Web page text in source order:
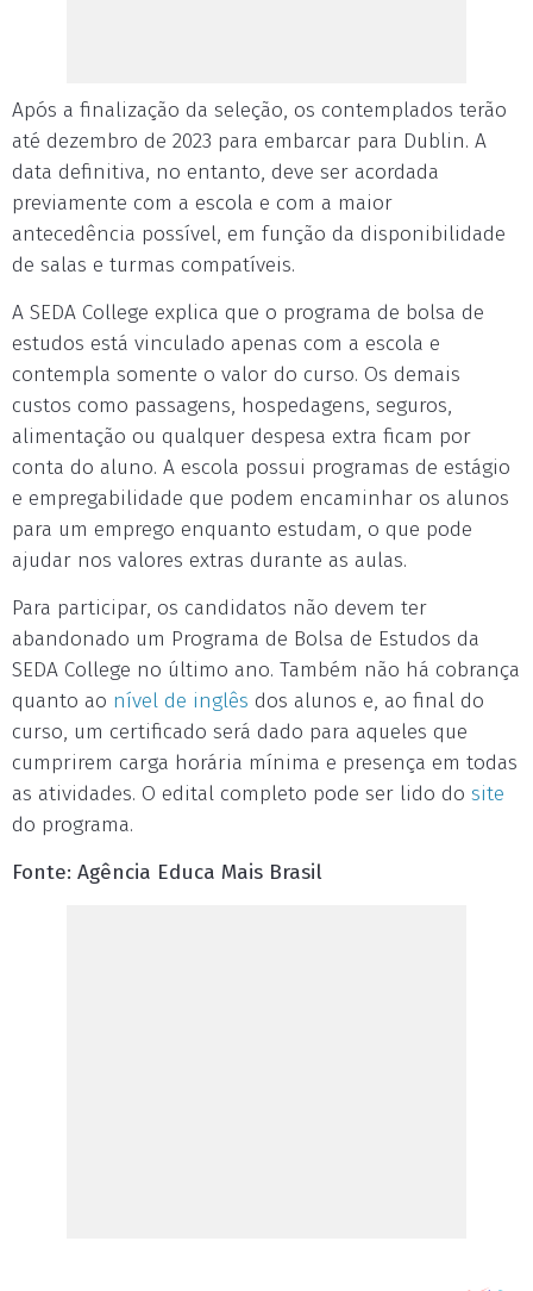
Após a finalização da seleção, os contemplados terão
até dezembro de 2023 para embarcar para Dublin. A
data definitiva, no entanto, deve ser acordada
previamente com a escola e com a maior
antecedência possível, em função da disponibilidade
de salas e turmas compatíveis.
A SEDA College explica que o programa de bolsa de
estudos está vinculado apenas com a escola e
contempla somente o valor do curso. Os demais
custos como passagens, hospedagens, seguros,
alimentação ou qualquer despesa extra ficam por
conta do aluno. A escola possui programas de estágio
e empregabilidade que podem encaminhar os alunos
para um emprego enquanto estudam, o que pode
ajudar nos valores extras durante as aulas.
Para participar, os candidatos não devem ter
abandonado um Programa de Bolsa de Estudos da
SEDA College no último ano. Também não há cobrança
quanto ao nível de inglês dos alunos e, ao final do
curso, um certificado será dado para aqueles que
cumprirem carga horária mínima e presença em todas
as atividades. O edital completo pode ser lido do site
do programa.
Fonte: Agência Educa Mais Brasil